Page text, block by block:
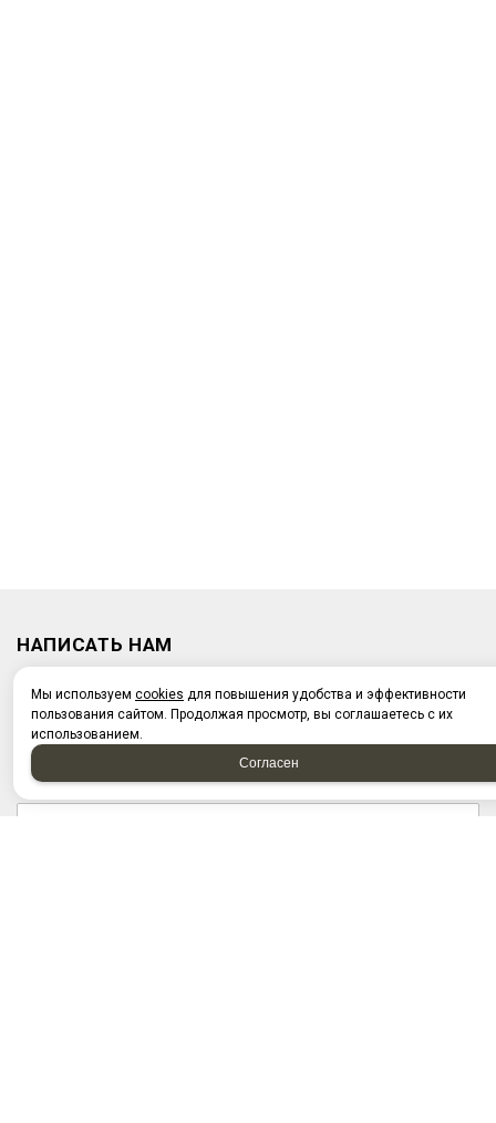
НАПИСАТЬ НАМ
Мы используем cookies для повышения удобства и эффективности
пользования сайтом. Продолжая просмотр, вы соглашаетесь с их
использованием.
Согласен